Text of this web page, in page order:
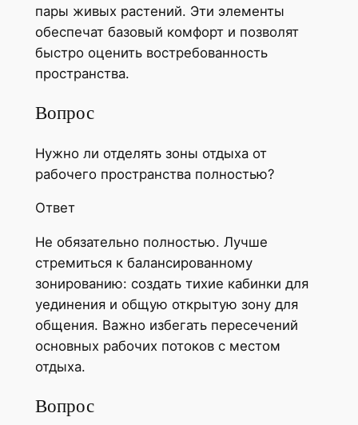
пары живых растений. Эти элементы
обеспечат базовый комфорт и позволят
быстро оценить востребованность
пространства.
Вопрос
Нужно ли отделять зоны отдыха от
рабочего пространства полностью?
Ответ
Не обязательно полностью. Лучше
стремиться к балансированному
зонированию: создать тихие кабинки для
уединения и общую открытую зону для
общения. Важно избегать пересечений
основных рабочих потоков с местом
отдыха.
Вопрос